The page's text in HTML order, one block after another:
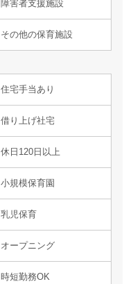
障害者支援施設
その他の保育施設
住宅手当あり
借り上げ社宅
休日120日以上
小規模保育園
乳児保育
オープニング
時短勤務OK